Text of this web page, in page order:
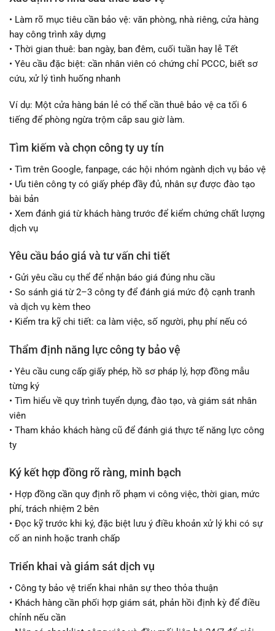
• Làm rõ mục tiêu cần bảo vệ: văn phòng, nhà riêng, cửa hàng
hay công trình xây dựng
• Thời gian thuê: ban ngày, ban đêm, cuối tuần hay lễ Tết
• Yêu cầu đặc biệt: cần nhân viên có chứng chỉ PCCC, biết sơ
cứu, xử lý tình huống nhanh
Ví dụ: Một cửa hàng bán lẻ có thể cần thuê bảo vệ ca tối 6
tiếng để phòng ngừa trộm cắp sau giờ làm.
Tìm kiếm và chọn công ty uy tín
• Tìm trên Google, fanpage, các hội nhóm ngành dịch vụ bảo vệ
• Ưu tiên công ty có giấy phép đầy đủ, nhân sự được đào tạo
bài bản
• Xem đánh giá từ khách hàng trước để kiểm chứng chất lượng
dịch vụ
Yêu cầu báo giá và tư vấn chi tiết
• Gửi yêu cầu cụ thể để nhận báo giá đúng nhu cầu
• So sánh giá từ 2–3 công ty để đánh giá mức độ cạnh tranh
và dịch vụ kèm theo
• Kiểm tra kỹ chi tiết: ca làm việc, số người, phụ phí nếu có
Thẩm định năng lực công ty bảo vệ
• Yêu cầu cung cấp giấy phép, hồ sơ pháp lý, hợp đồng mẫu
từng ký
• Tìm hiểu về quy trình tuyển dụng, đào tạo, và giám sát nhân
viên
• Tham khảo khách hàng cũ để đánh giá thực tế năng lực công
ty
Ký kết hợp đồng rõ ràng, minh bạch
• Hợp đồng cần quy định rõ phạm vi công việc, thời gian, mức
phí, trách nhiệm 2 bên
• Đọc kỹ trước khi ký, đặc biệt lưu ý điều khoản xử lý khi có sự
cố an ninh hoặc tranh chấp
Triển khai và giám sát dịch vụ
• Công ty bảo vệ triển khai nhân sự theo thỏa thuận
• Khách hàng cần phối hợp giám sát, phản hồi định kỳ để điều
chỉnh nếu cần